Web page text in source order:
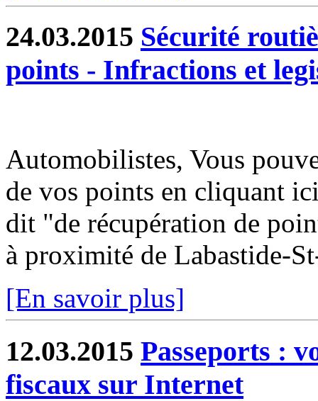
24.03.2015 Sécurité
points - Infractions et
Automobilistes, Vous
de vos points en cliquant
dit "de récupération de
à proximité de Labastide-
[En savoir plus]
12.03.2015 Passeports :
fiscaux sur Internet